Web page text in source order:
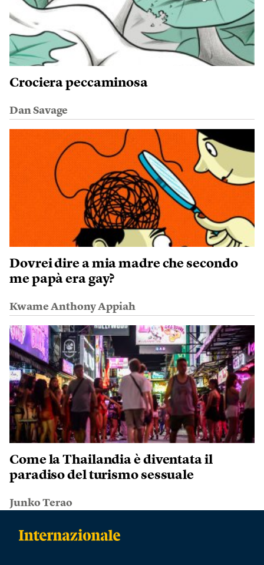
Crociera peccaminosa
Dan Savage
Dovrei dire a mia madre che secondo
me papà era gay?
Kwame Anthony Appiah
Come la Thailandia è diventata il
paradiso del turismo sessuale
Junko Terao